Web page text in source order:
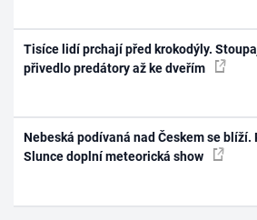
Tisíce lidí prchají před krokodýly.
přivedlo predátory až ke dveřím
Nebeská podívaná nad Českem se
Slunce doplní meteorická show